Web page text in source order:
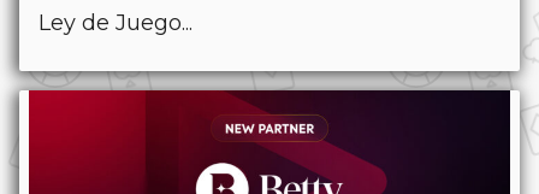
Ley de Juego...